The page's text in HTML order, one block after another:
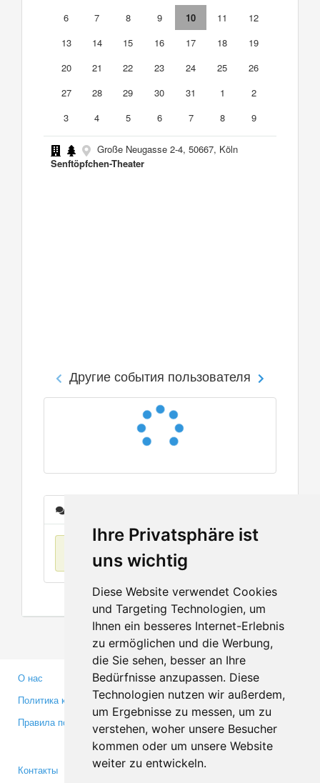
Ihre Privatsphäre ist
uns wichtig
Diese Website verwendet Cookies
und Targeting Technologien, um
Ihnen ein besseres Internet-Erlebnis
zu ermöglichen und die Werbung,
die Sie sehen, besser an Ihre
Bedürfnisse anzupassen. Diese
Technologien nutzen wir außerdem,
um Ergebnisse zu messen, um zu
verstehen, woher unsere Besucher
kommen oder um unsere Website
weiter zu entwickeln.
6
7 8 9 10 11
12
13
14 15 16 17 18
19
20
21 22 23 24 25
26
27
28 29 30 31 1
2
3
4 5 6 7 8 9
Große Neugasse 2-4, 50667, Köln
Senftöpfchen-Theater
Другие события пользователя
О нас
Политика конфиденциальности
Правила пользования
Партнерам
Инвесторам
Медиа
Контакты
Facebook